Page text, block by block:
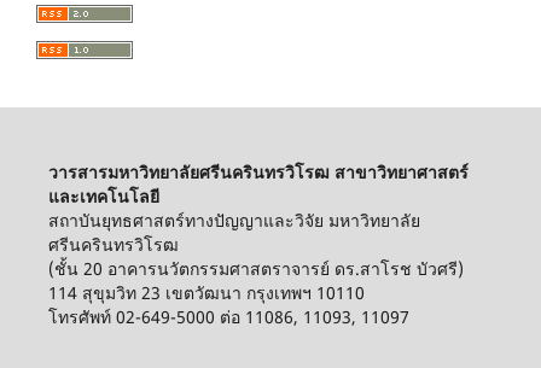
วารสารมหาวิทยาลัยศรีนครินทรวิโรฒ สาขาวิทยาศาสตร์
และเทคโนโลยี
สถาบันยุทธศาสตร์ทางปัญญาและวิจัย มหาวิทยาลัย
ศรีนครินทรวิโรฒ
(ชั้น 20 อาคารนวัตกรรมศาสตราจารย์ ดร.สาโรช บัวศรี)
114 สุขุมวิท 23 เขตวัฒนา กรุงเทพฯ 10110
โทรศัพท์ 02-649-5000 ต่อ 11086, 11093, 11097